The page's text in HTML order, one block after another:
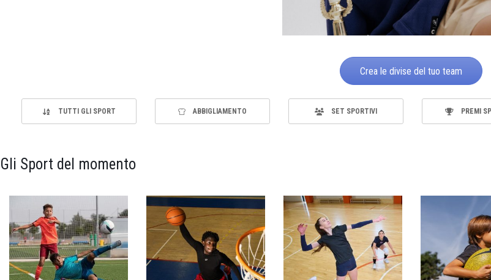
Crea le divise del tuo team
TUTTI GLI SPORT ABBIGLIAMENTO SET SPORTIVI PREMI
Gli Sport del momento